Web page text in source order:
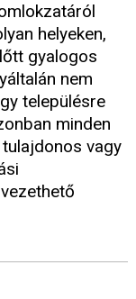
helyeken,
gyalogos
nem
településre
minden
vagy